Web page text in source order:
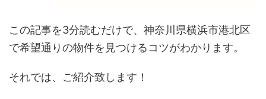
この記事を3分読むだけで、神奈川県横浜市港北区
で希望通りの物件を見つけるコツがわかります。
それでは、ご紹介致します！